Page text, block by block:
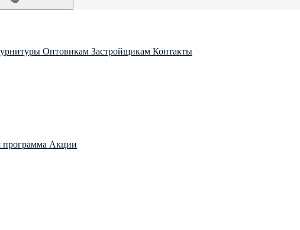
Оптовикам Застройщикам Контакты
программа Акции